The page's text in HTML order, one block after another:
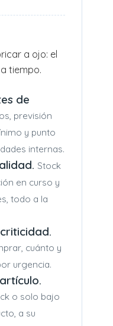
a ojo: el
tiempo.
de
previsión
y punto
internas.
Stock
en curso y
todo a la
cuánto y
urgencia.
o solo bajo
a su